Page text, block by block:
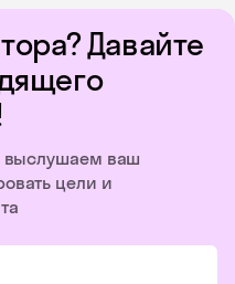
Давайте
выслушаем ваш
цели и